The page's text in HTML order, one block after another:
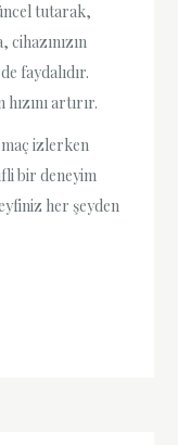
tutarak,
cihazınızın
faydalıdır.
artırır.
maç izlerken
bir deneyim
her şeyden